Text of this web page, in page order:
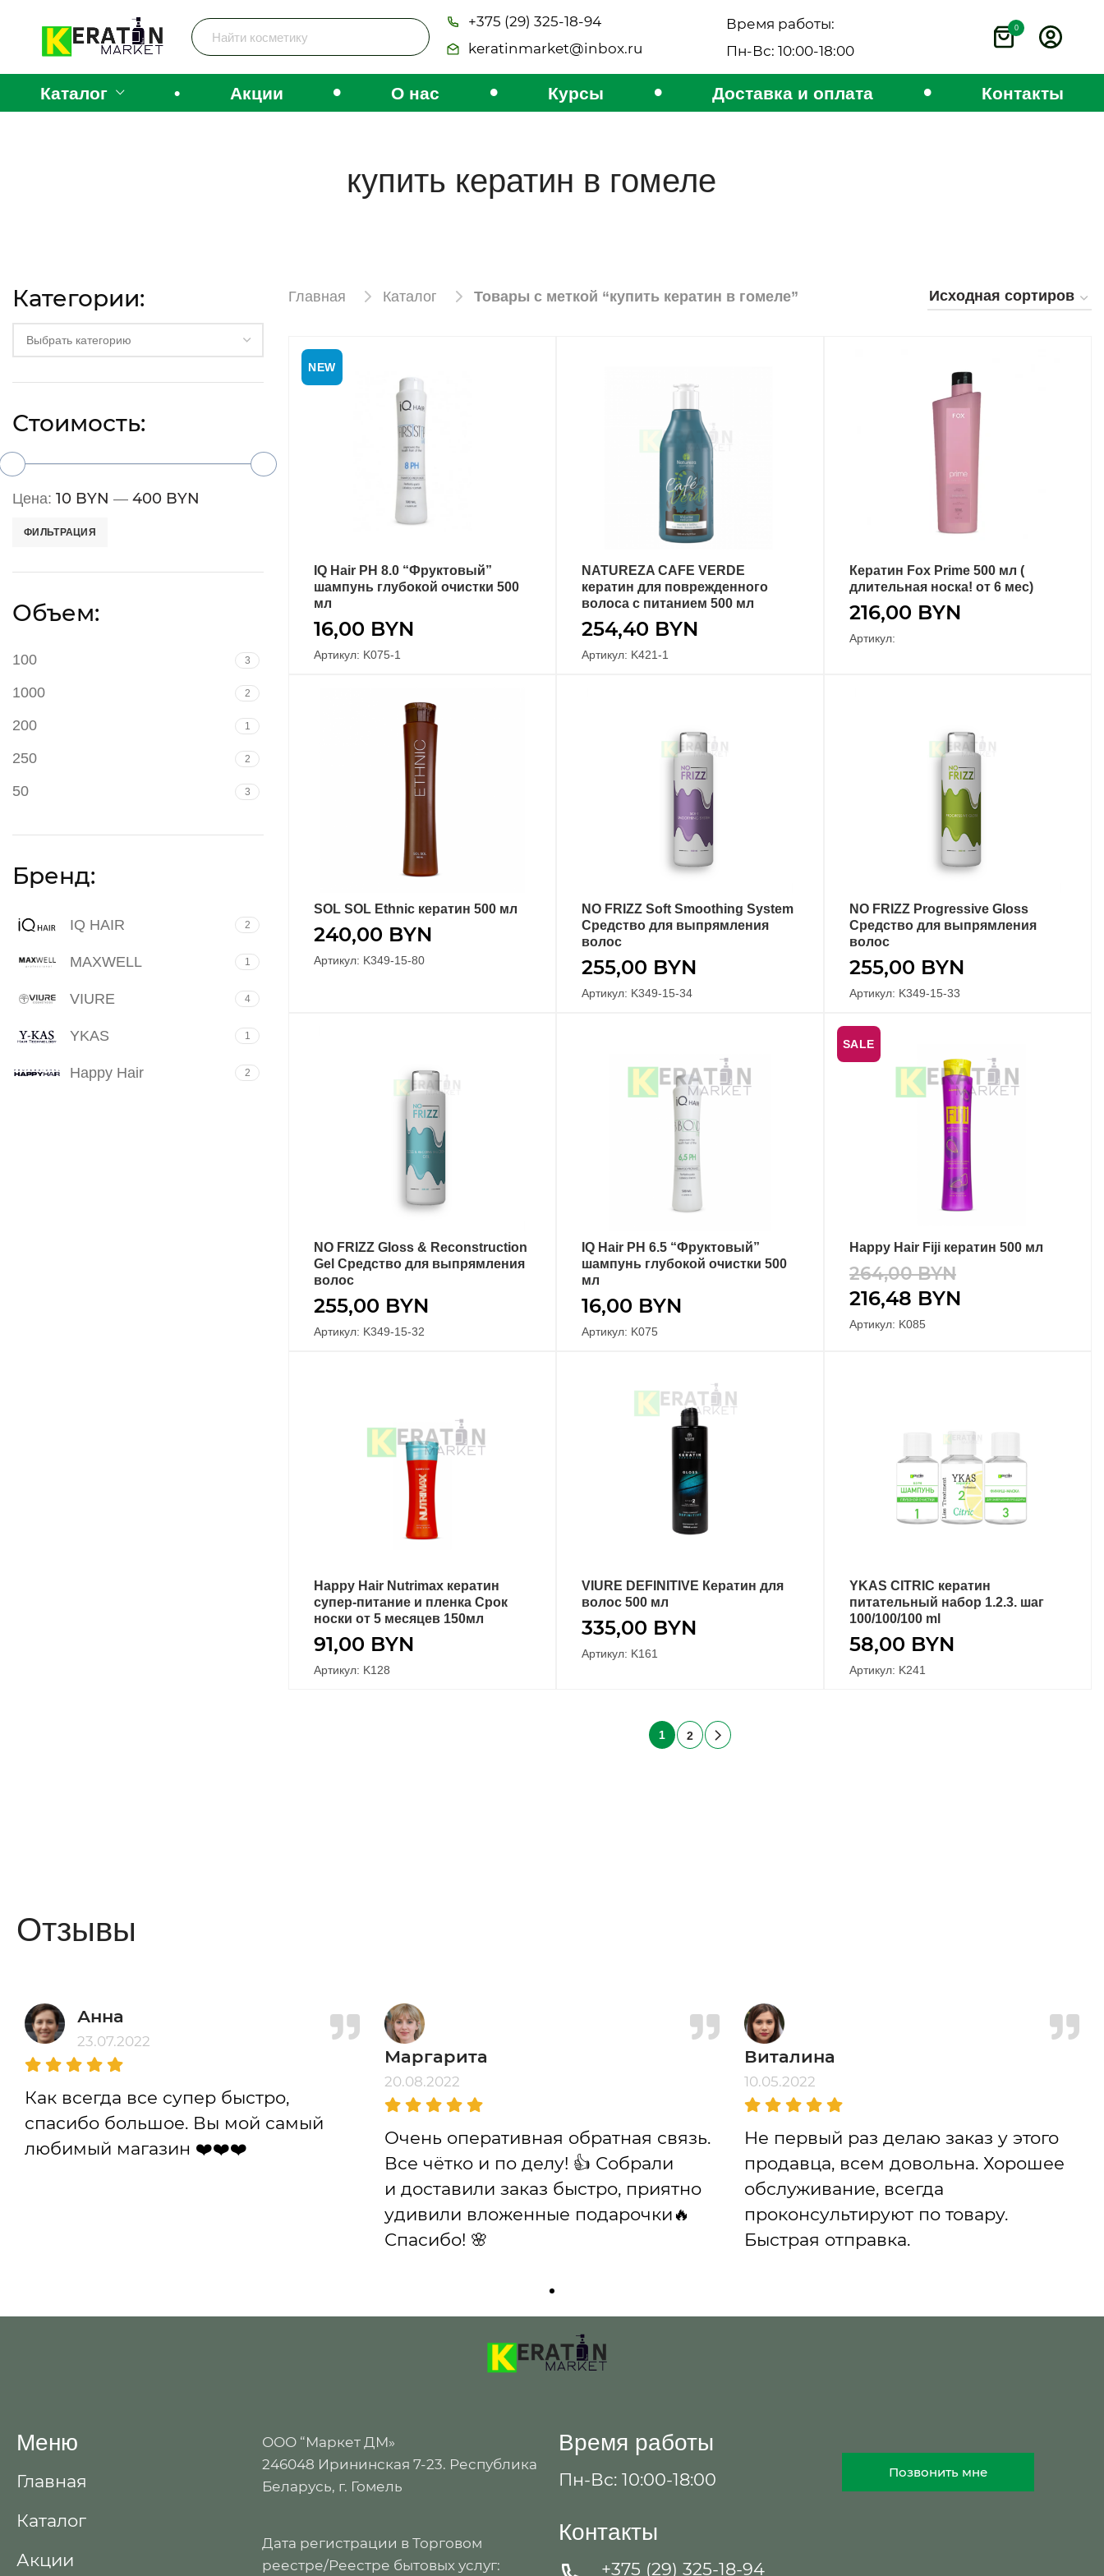
+375 (29) 325-18-94
keratinmarket@inbox.ru
Время работы:
Пн-Вс: 10:00-18:00
0
Каталог • Акции • О нас • Курсы • Доставка и оплата • Контакты
купить кератин в гомеле
Категории:
Выбрать категорию
Стоимость:
ФИЛЬТРАЦИЯ
Цена: 10 BYN — 400 BYN
Объем:
100 3
1000 2
200 1
250 2
50 3
Бренд:
IQ HAIR 2
MAXWELL 1
VIURE 4
YKAS 1
Happy Hair 2
Главная Каталог Товары с меткой “купить кератин в гомеле”
NEW
В КОРЗИНУ
IQ Hair PH 8.0 “Фруктовый”
шампунь глубокой очистки 500
мл
16,00 BYN
Артикул: K075-1
В КОРЗИНУ
NATUREZA CAFE VERDE
кератин для поврежденного
волоса с питанием 500 мл
254,40 BYN
Артикул: K421-1
В КОРЗИНУ
Кератин Fox Prime 500 мл (
длительная носка! от 6 мес)
216,00 BYN
Артикул:
В КОРЗИНУ
SOL SOL Ethnic кератин 500 мл
240,00 BYN
Артикул: K349-15-80
В КОРЗИНУ
NO FRIZZ Soft Smoothing System
Средство для выпрямления
волос
255,00 BYN
Артикул: K349-15-34
В КОРЗИНУ
NO FRIZZ Progressive Gloss
Средство для выпрямления
волос
255,00 BYN
Артикул: K349-15-33
В КОРЗИНУ
NO FRIZZ Gloss & Reconstruction
Gel Средство для выпрямления
волос
255,00 BYN
Артикул: K349-15-32
В КОРЗИНУ
IQ Hair PH 6.5 “Фруктовый”
шампунь глубокой очистки 500
мл
16,00 BYN
Артикул: K075
SALE
В КОРЗИНУ
Happy Hair Fiji кератин 500 мл
264,00BYN
216,48 BYN
Артикул: K085
В КОРЗИНУ
Happy Hair Nutrimax кератин
супер-питание и пленка Срок
носки от 5 месяцев 150мл
91,00 BYN
Артикул: K128
В КОРЗИНУ
VIURE DEFINITIVE Кератин для
волос 500 мл
335,00 BYN
Артикул: K161
В КОРЗИНУ
YKAS CITRIC кератин
питательный набор 1.2.3. шаг
100/100/100 ml
58,00 BYN
Артикул: K241
1 2
Отзывы
Анна
23.07.2022
Как всегда все супер быстро,
спасибо большое. Вы мой самый
любимый магазин ❤️❤️❤️
Маргарита
20.08.2022
Очень оперативная обратная связь.
Все чётко и по делу! 👍 Собрали
и доставили заказ быстро, приятно
удивили вложенные подарочки🔥
Спасибо! 🌸
Виталина
10.05.2022
Не первый раз делаю заказ у этого
продавца, всем довольна. Хорошее
обслуживание, всегда
проконсультируют по товару.
Быстрая отправка.
Меню
Главная
Каталог
Акции
ООО “Маркет ДМ»
246048 Ирининская 7-23. Республика
Беларусь, г. Гомель
Дата регистрации в Торговом
реестре/Реестре бытовых услуг:
Время работы
Пн-Вс: 10:00-18:00
Контакты
+375 (29) 325-18-94
Позвонить мне